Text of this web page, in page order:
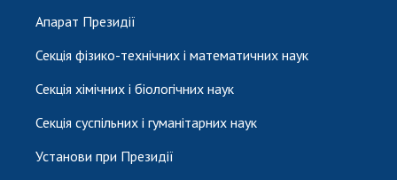
Апарат Президії
Секція фізико-технічних і математичних наук
Секція хімічних і біологічних наук
Секція суспільних і гуманітарних наук
Установи при Президії